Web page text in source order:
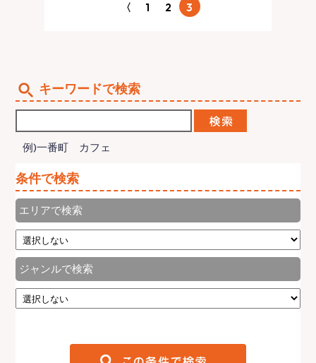
〈 1 2 3
キーワードで検索
例)一番町 カフェ
条件で検索
エリアで検索
ジャンルで検索